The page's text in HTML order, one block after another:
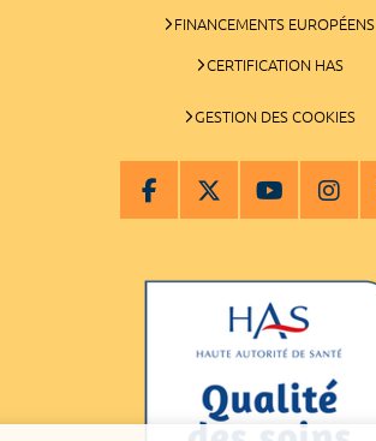
FINANCEMENTS EUROPÉENS
CERTIFICATION HAS
GESTION DES COOKIES